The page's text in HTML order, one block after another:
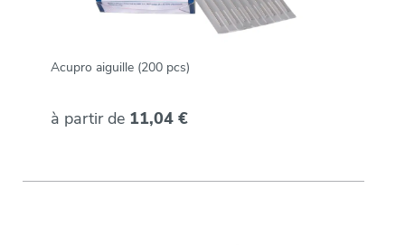
Acupro aiguille (200 pcs)
à partir de 11,04 €